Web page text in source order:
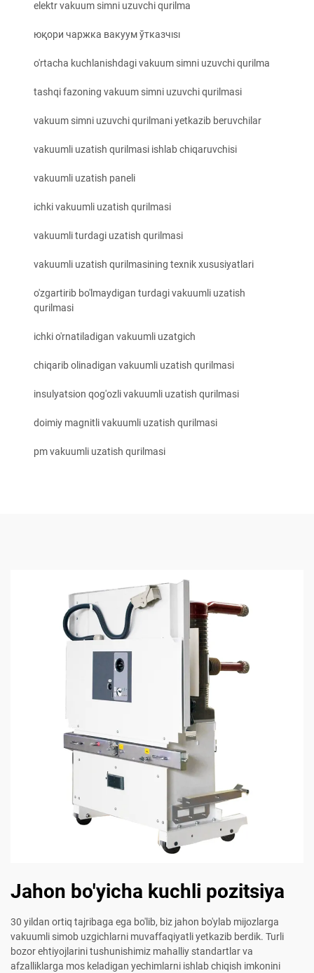
elektr vakuum simni uzuvchi qurilma
юқори чаржка вакуум ўтказчısı
o'rtacha kuchlanishdagi vakuum simni uzuvchi qurilma
tashqi fazoning vakuum simni uzuvchi qurilmasi
vakuum simni uzuvchi qurilmani yetkazib beruvchilar
vakuumli uzatish qurilmasi ishlab chiqaruvchisi
vakuumli uzatish paneli
ichki vakuumli uzatish qurilmasi
vakuumli turdagi uzatish qurilmasi
vakuumli uzatish qurilmasining texnik xususiyatlari
o'zgartirib bo'lmaydigan turdagi vakuumli uzatish
qurilmasi
ichki o'rnatiladigan vakuumli uzatgich
chiqarib olinadigan vakuumli uzatish qurilmasi
insulyatsion qog'ozli vakuumli uzatish qurilmasi
doimiy magnitli vakuumli uzatish qurilmasi
pm vakuumli uzatish qurilmasi
Jahon bo'yicha kuchli pozitsiya
30 yildan ortiq tajribaga ega bo'lib, biz jahon bo'ylab mijozlarga
vakuumli simob uzgichlarni muvaffaqiyatli yetkazib berdik. Turli
bozor ehtiyojlarini tushunishimiz mahalliy standartlar va
afzalliklarga mos keladigan yechimlarni ishlab chiqish imkonini